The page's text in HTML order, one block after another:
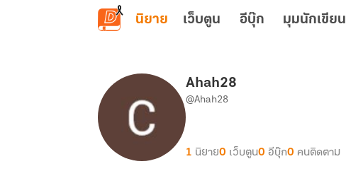
ข้ามไปยังเนื้อหาหลัก
นิยาย เว็บตูน อีบุ๊ก มุมนักเขียน
Ahah28
@Ahah28
1 นิยาย0 เว็บตูน0 อีบุ๊ก0 คนติดตาม